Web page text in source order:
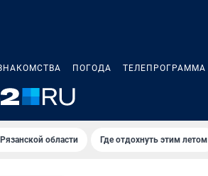
ПОГОДА ТЕЛЕПРОГРАММА
области Где отдохнуть этим летом